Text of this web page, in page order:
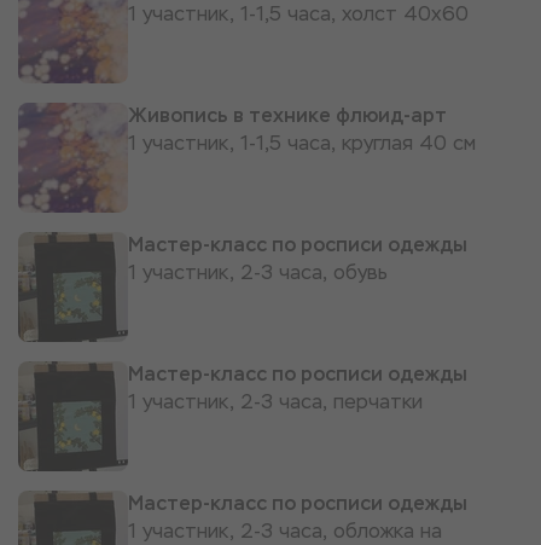
1 участник, 1-1,5 часа, холст 40х60
Живопись в технике флюид-арт
1 участник, 1-1,5 часа, круглая 40 см
Мастер-класс по росписи одежды
1 участник, 2-3 часа, обувь
Мастер-класс по росписи одежды
1 участник, 2-3 часа, перчатки
Мастер-класс по росписи одежды
1 участник, 2-3 часа, обложка на